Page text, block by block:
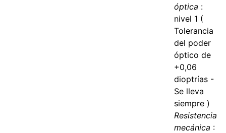
óptica :
nivel 1 (
Tolerancia
del poder
óptico de
+0,06
dioptrías -
Se lleva
siempre )
Resistencia
mecánica :